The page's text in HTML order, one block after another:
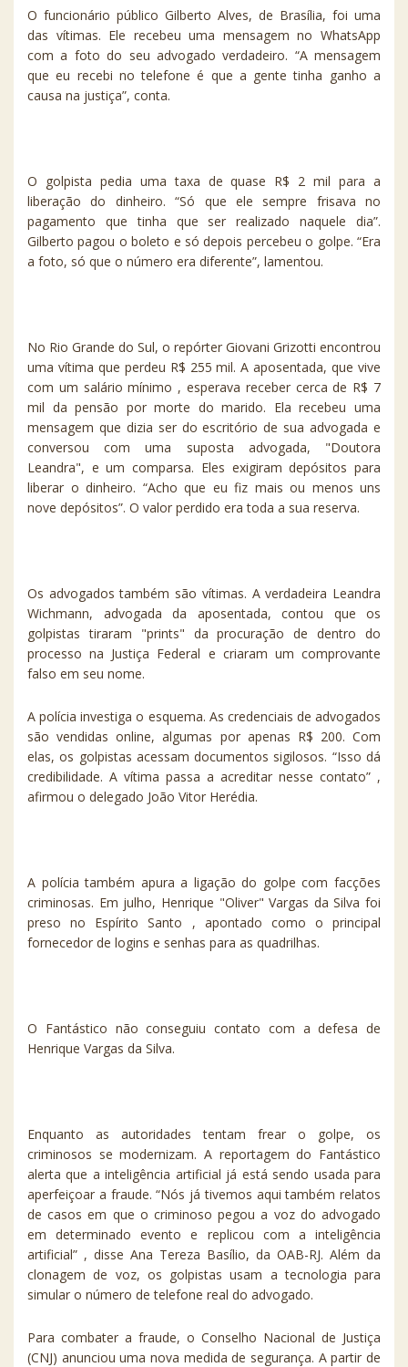
O funcionário público Gilberto Alves, de Brasília, foi uma
das vítimas. Ele recebeu uma mensagem no WhatsApp
com a foto do seu advogado verdadeiro. “A mensagem
que eu recebi no telefone é que a gente tinha ganho a
causa na justiça”, conta.
O golpista pedia uma taxa de quase R$ 2 mil para a
liberação do dinheiro. “Só que ele sempre frisava no
pagamento que tinha que ser realizado naquele dia”.
Gilberto pagou o boleto e só depois percebeu o golpe. “Era
a foto, só que o número era diferente”, lamentou.
No Rio Grande do Sul, o repórter Giovani Grizotti encontrou
uma vítima que perdeu R$ 255 mil. A aposentada, que vive
com um salário mínimo , esperava receber cerca de R$ 7
mil da pensão por morte do marido. Ela recebeu uma
mensagem que dizia ser do escritório de sua advogada e
conversou com uma suposta advogada, "Doutora
Leandra", e um comparsa. Eles exigiram depósitos para
liberar o dinheiro. “Acho que eu fiz mais ou menos uns
nove depósitos”. O valor perdido era toda a sua reserva.
Os advogados também são vítimas. A verdadeira Leandra
Wichmann, advogada da aposentada, contou que os
golpistas tiraram "prints" da procuração de dentro do
processo na Justiça Federal e criaram um comprovante
falso em seu nome.
A polícia investiga o esquema. As credenciais de advogados
são vendidas online, algumas por apenas R$ 200. Com
elas, os golpistas acessam documentos sigilosos. “Isso dá
credibilidade. A vítima passa a acreditar nesse contato” ,
afirmou o delegado João Vitor Herédia.
A polícia também apura a ligação do golpe com facções
criminosas. Em julho, Henrique "Oliver" Vargas da Silva foi
preso no Espírito Santo , apontado como o principal
fornecedor de logins e senhas para as quadrilhas.
O Fantástico não conseguiu contato com a defesa de
Henrique Vargas da Silva.
Enquanto as autoridades tentam frear o golpe, os
criminosos se modernizam. A reportagem do Fantástico
alerta que a inteligência artificial já está sendo usada para
aperfeiçoar a fraude. “Nós já tivemos aqui também relatos
de casos em que o criminoso pegou a voz do advogado
em determinado evento e replicou com a inteligência
artificial” , disse Ana Tereza Basílio, da OAB-RJ. Além da
clonagem de voz, os golpistas usam a tecnologia para
simular o número de telefone real do advogado.
Para combater a fraude, o Conselho Nacional de Justiça
(CNJ) anunciou uma nova medida de segurança. A partir de